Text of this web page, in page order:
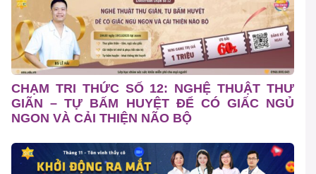
CHẠM TRI THỨC SỐ 12: NGHỆ THUẬT THƯ
GIÃN – TỰ BẤM HUYỆT ĐỂ CÓ GIẤC NGỦ
NGON VÀ CẢI THIỆN NÃO BỘ